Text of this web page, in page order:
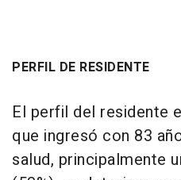
PERFIL DE RESIDENTE
El perfil del residente
que ingresó con 83
salud, principalmente